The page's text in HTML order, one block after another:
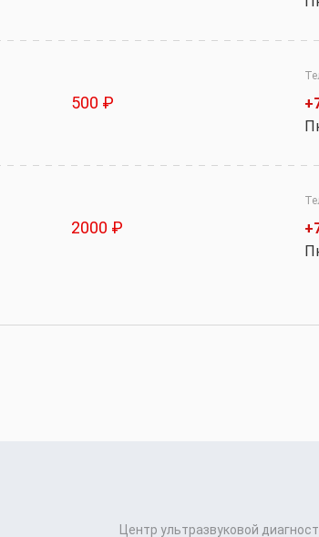
500 ₽
2000 ₽
Центр ультразвуковой